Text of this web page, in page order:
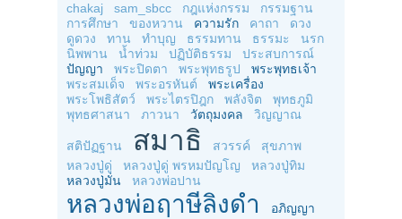
chakaj sam_sbcc กฎแห่งกรรม
กรรมฐาน
การศึกษา
ของหวาน ความรัก คาถา
ดวง
ดูดวง
ทาน ทำบุญ ธรรมทาน ธรรมะ
นรก
นิพพาน
น้ำท่วม ปฏิบัติธรรม
ประสบการณ์
ปัญญา
พระปิดตา พระพุทธรูป
พระพุทธเจ้า
พระสมเด็จ
พระอรหันต์
พระเครื่อง
พระโพธิสัตว์
พระไตรปิฎก พลังจิต
พุทธภูมิ
พุทธศาสนา
ภาวนา วัตถุมงคล วิญญาณ
สติปัฏฐาน สมาธิ สวรรค์
สุขภาพ
หลวงปู่ดู่
หลวงปู่ดู่ พรหมปัญโญ
หลวงปู่ทิม
หลวงปู่มั่น
หลวงพ่อปาน
หลวงพ่อฤาษีลิงดำ
อภิญญา